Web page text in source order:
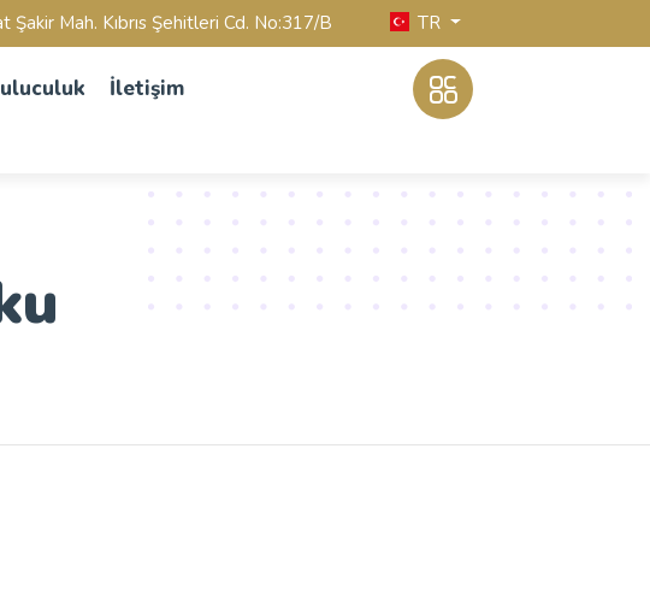
Şakir Mah. Kıbrıs Şehitleri Cd. No:317/B TR
İletişim